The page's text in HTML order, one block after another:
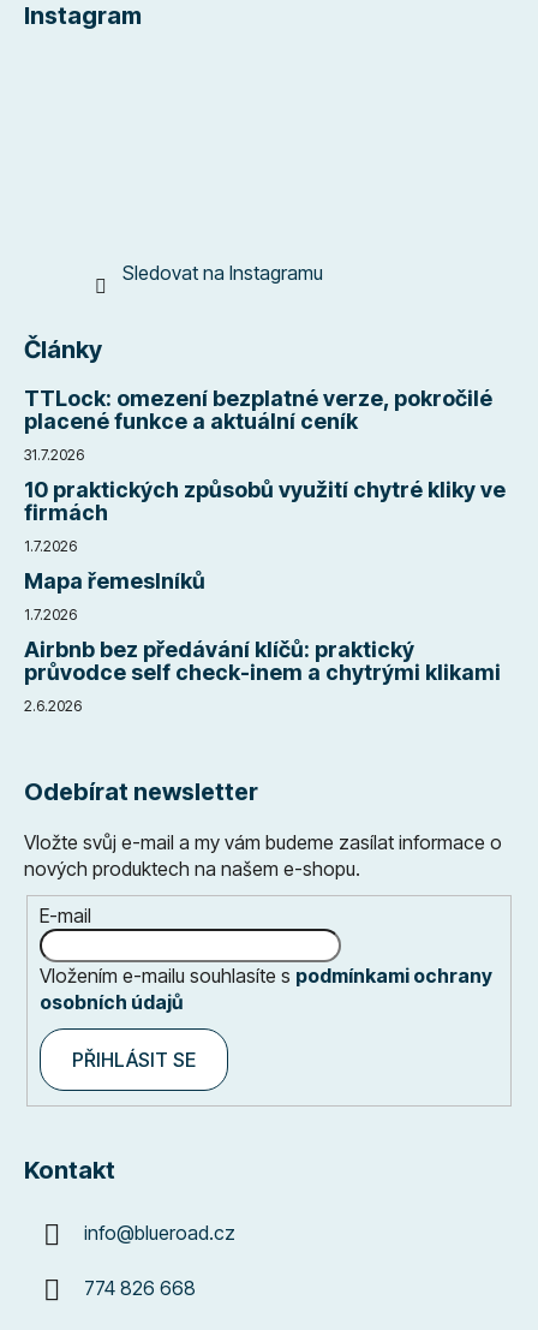
Instagram
Sledovat na Instagramu
Články
TTLock: omezení bezplatné verze, pokročilé
placené funkce a aktuální ceník
31.7.2026
10 praktických způsobů využití chytré kliky ve
firmách
1.7.2026
Mapa řemeslníků
1.7.2026
Airbnb bez předávání klíčů: praktický
průvodce self check-inem a chytrými klikami
2.6.2026
Odebírat newsletter
Vložte svůj e-mail a my vám budeme zasílat informace o
nových produktech na našem e-shopu.
E-mail
Vložením e-mailu souhlasíte s podmínkami ochrany
osobních údajů
PŘIHLÁSIT SE
Kontakt
info@blueroad.cz
774 826 668